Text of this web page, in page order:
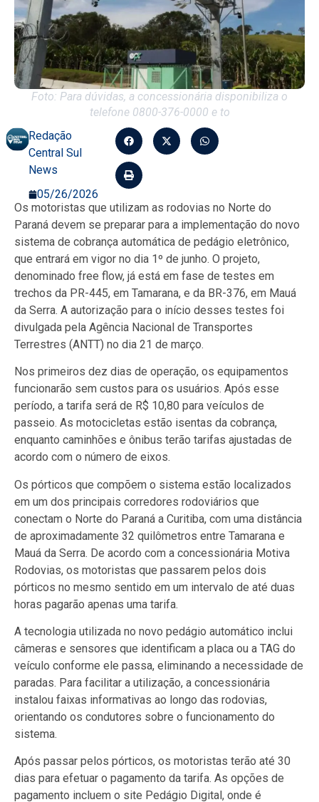
Foto: Para dúvidas, a concessionária disponibiliza o
telefone 0800-376-0000 e to
Redação
Central Sul
News
05/26/2026
Os motoristas que utilizam as rodovias no Norte do
Paraná devem se preparar para a implementação do novo
sistema de cobrança automática de pedágio eletrônico,
que entrará em vigor no dia 1º de junho. O projeto,
denominado free flow, já está em fase de testes em
trechos da PR-445, em Tamarana, e da BR-376, em Mauá
da Serra. A autorização para o início desses testes foi
divulgada pela Agência Nacional de Transportes
Terrestres (ANTT) no dia 21 de março.
Nos primeiros dez dias de operação, os equipamentos
funcionarão sem custos para os usuários. Após esse
período, a tarifa será de R$ 10,80 para veículos de
passeio. As motocicletas estão isentas da cobrança,
enquanto caminhões e ônibus terão tarifas ajustadas de
acordo com o número de eixos.
Os pórticos que compõem o sistema estão localizados
em um dos principais corredores rodoviários que
conectam o Norte do Paraná a Curitiba, com uma distância
de aproximadamente 32 quilômetros entre Tamarana e
Mauá da Serra. De acordo com a concessionária Motiva
Rodovias, os motoristas que passarem pelos dois
pórticos no mesmo sentido em um intervalo de até duas
horas pagarão apenas uma tarifa.
A tecnologia utilizada no novo pedágio automático inclui
câmeras e sensores que identificam a placa ou a TAG do
veículo conforme ele passa, eliminando a necessidade de
paradas. Para facilitar a utilização, a concessionária
instalou faixas informativas ao longo das rodovias,
orientando os condutores sobre o funcionamento do
sistema.
Após passar pelos pórticos, os motoristas terão até 30
dias para efetuar o pagamento da tarifa. As opções de
pagamento incluem o site Pedágio Digital, onde é